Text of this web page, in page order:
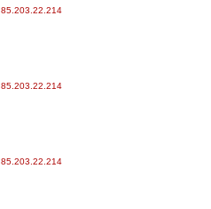
85.203.22.214
85.203.22.214
85.203.22.214